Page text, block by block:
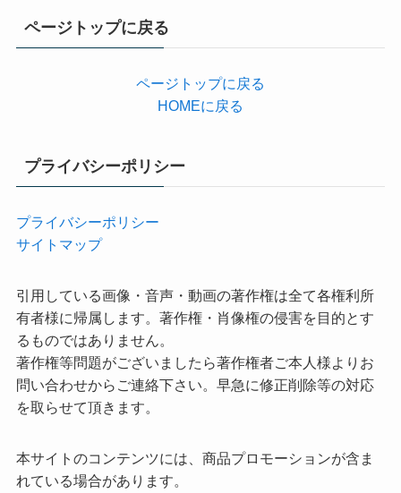
ページトップに戻る
ページトップに戻る
HOMEに戻る
プライバシーポリシー
プライバシーポリシー
サイトマップ
引用している画像・音声・動画の著作権は全て各権利所
有者様に帰属します。著作権・肖像権の侵害を目的とす
るものではありません。
著作権等問題がございましたら著作権者ご本人様よりお
問い合わせからご連絡下さい。早急に修正削除等の対応
を取らせて頂きます。
本サイトのコンテンツには、商品プロモーションが含ま
れている場合があります。